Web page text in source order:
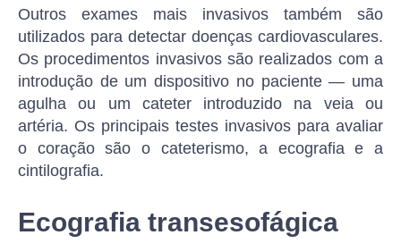
Outros exames mais invasivos também são
utilizados para detectar doenças cardiovasculares.
Os procedimentos invasivos são realizados com a
introdução de um dispositivo no paciente — uma
agulha ou um cateter introduzido na veia ou
artéria. Os principais testes invasivos para avaliar
o coração são o cateterismo, a ecografia e a
cintilografia.
Ecografia transesofágica